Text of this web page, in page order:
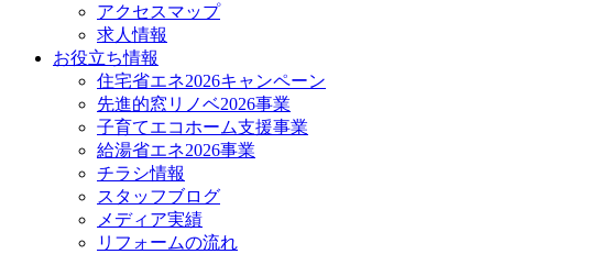
アクセスマップ
求人情報
お役立ち情報
住宅省エネ2026キャンペーン
先進的窓リノベ2026事業
子育てエコホーム支援事業
給湯省エネ2026事業
チラシ情報
スタッフブログ
メディア実績
リフォームの流れ